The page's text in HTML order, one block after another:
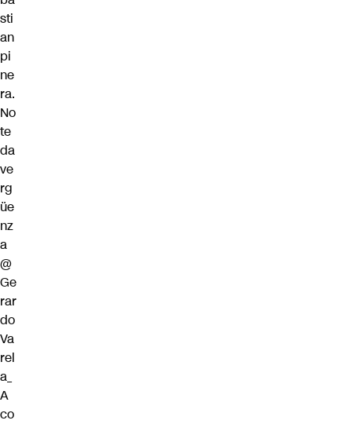
sti
an
pi
ne
ra.
No
te
da
ve
rg
üe
nz
a
@
Ge
rar
do
Va
rel
a_
A
co